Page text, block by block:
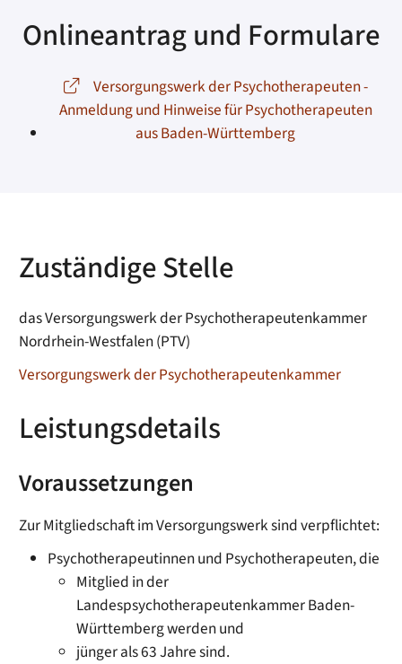
Onlineantrag und Formulare
Versorgungswerk der Psychotherapeuten -
Anmeldung und Hinweise für Psychotherapeuten
aus Baden-Württemberg
Zuständige Stelle
das Versorgungswerk der Psychotherapeutenkammer
Nordrhein-Westfalen (PTV)
Versorgungswerk der Psychotherapeutenkammer
Leistungsdetails
Voraussetzungen
Zur Mitgliedschaft im Versorgungswerk sind verpflichtet:
Psychotherapeutinnen und Psychotherapeuten, die
Mitglied in der
Landespsychotherapeutenkammer Baden-
Württemberg werden und
jünger als 63 Jahre sind.